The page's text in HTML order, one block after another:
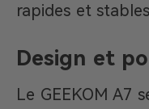
rapides et
Design et
Le GEEKOM A7